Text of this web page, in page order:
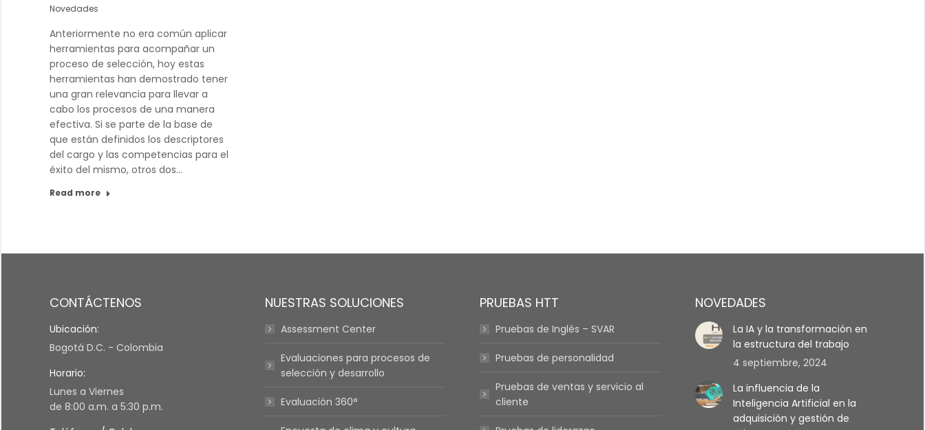
Novedades
Anteriormente no era común aplicar
herramientas para acompañar un
proceso de selección, hoy estas
herramientas han demostrado tener
una gran relevancia para llevar a
cabo los procesos de una manera
efectiva. Si se parte de la base de
que están definidos los descriptores
del cargo y las competencias para el
éxito del mismo, otros dos…
Read more
CONTÁCTENOS
Ubicación:
Bogotá D.C. - Colombia
Horario:
Lunes a Viernes
de 8:00 a.m. a 5:30 p.m.
NUESTRAS SOLUCIONES
Assessment Center
Evaluaciones para procesos de
selección y desarrollo
Evaluación 360°
PRUEBAS HTT
Pruebas de Inglés – SVAR
Pruebas de personalidad
Pruebas de ventas y servicio al
cliente
NOVEDADES
La IA y la transformación en
la estructura del trabajo
4 septiembre, 2024
La influencia de la
Inteligencia Artificial en la
adquisición y gestión de